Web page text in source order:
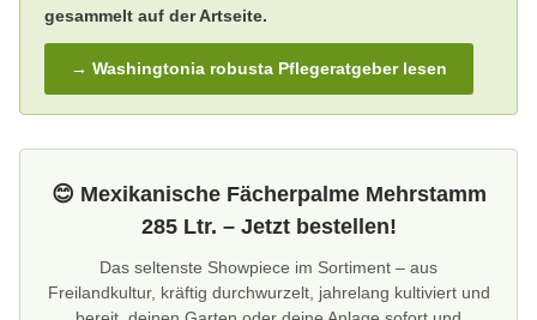
gesammelt auf der Artseite.
→ Washingtonia robusta Pflegeratgeber lesen
😊 Mexikanische Fächerpalme Mehrstamm
285 Ltr. – Jetzt bestellen!
Das seltenste Showpiece im Sortiment – aus
Freilandkultur, kräftig durchwurzelt, jahrelang kultiviert und